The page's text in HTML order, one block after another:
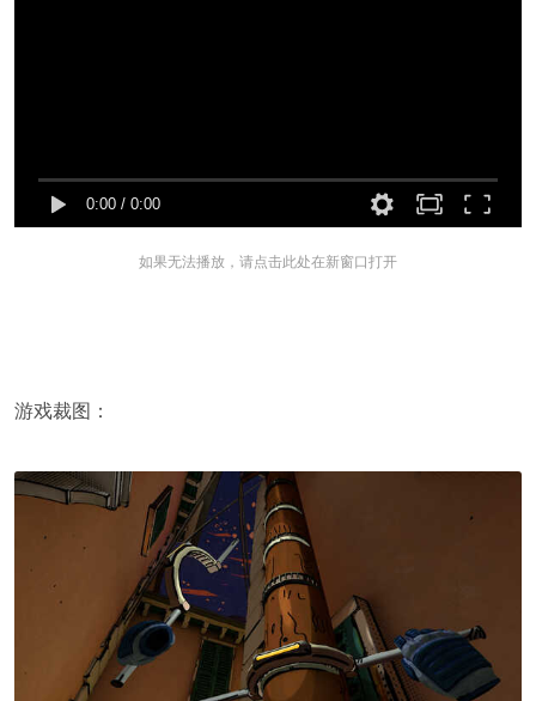
0:00/ 0:00
如果无法播放，请点击此处在新窗口打开
游戏裁图：